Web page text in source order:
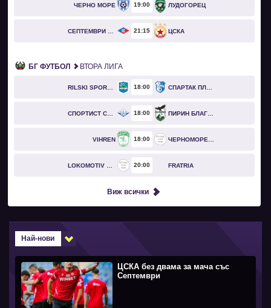
ЧЕРНО МОРЕ 19 00 ЛУДОГОРЕЦ
21 15 ЦСКА
БГ ФУТБОЛ ВТОРА ЛИГА
RILSKI SPORTIST 18 00 СПАРТАК ПЛЕВЕН
СПОРТИСТ СВОГЕ 18 00 ПИРИН БЛАГОЕВГРАД
VIHREN 18 00
20 00 FRATRIA
Виж всички
Най-нови
ЦСКА без двама за мача със
Септември